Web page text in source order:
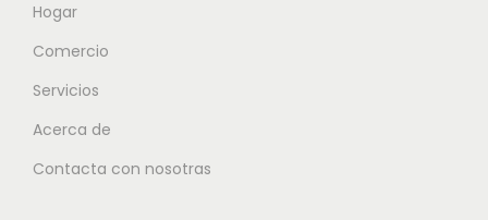
Hogar
Comercio
Servicios
Acerca de
Contacta con nosotras